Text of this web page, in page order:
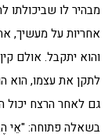
מבהיר לו שביכולתו
אחריות על מעשיך,
והוא יתקבל. אולם
לתקן את עצמו, הוא
גם לאחר הרצח יכול
בשאלה פתוחה: "אֵי